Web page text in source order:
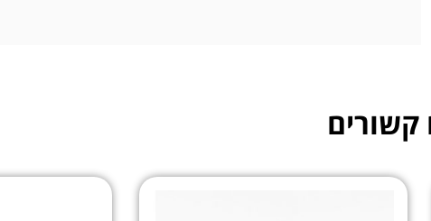
קשורים